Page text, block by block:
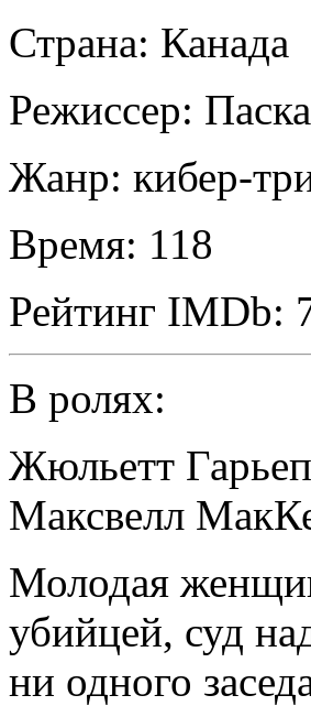
Страна: Канада
Режиссер:
Жанр: кибер-
Время: 118
Рейтинг IMDb:
В ролях:
Жюльетт
Максвелл
Молодая
убийцей, суд
ни одного